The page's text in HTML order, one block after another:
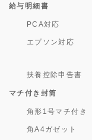
給与明細書
PCA対応
エプソン対応
扶養控除申告書
マチ付き封筒
角形1号マチ付き
角A4ガゼット